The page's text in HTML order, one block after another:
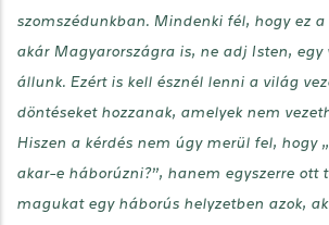
szomszédunkban. Mindenki fél, hogy ez
akár Magyarországra is, ne adj Isten,
állunk. Ezért is kell észnél lenni a világ
döntéseket hozzanak, amelyek nem
Hiszen a kérdés nem úgy merül fel, hogy
akar-e háborúzni?”, hanem egyszerre ott
magukat egy háborús helyzetben azok,